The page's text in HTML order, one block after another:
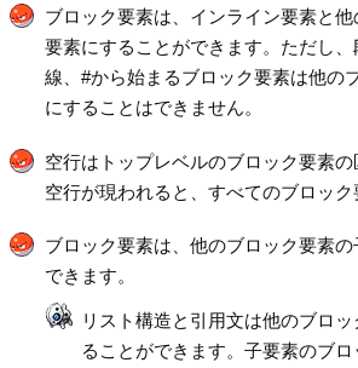
ブロック要素は、インライン要素と
要素にすることができます。ただし
線、#から始まるブロック要素は他の
にすることはできません。
空行はトップレベルのブロック要素の
空行が現われると、すべてのブロック
ブロック要素は、他のブロック要素
できます。
リスト構造と引用文は他のブロ
ることができます。子要素のブ